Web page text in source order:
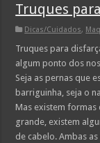
Truques
Dicas/Cuidados,
Truques para
algum ponto dos
Seja as pernas que
barriguinha, seja o
Mas existem formas
grande, existem
de cabelo. Ambas